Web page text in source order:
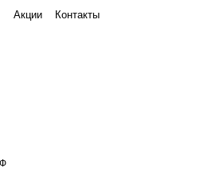
Акции Контакты